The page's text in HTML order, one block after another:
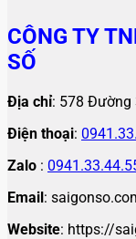
CÔNG TY
SỐ
Địa chỉ: 578 Đường
Điện thoại:
Zalo :
Email:
Website: https://